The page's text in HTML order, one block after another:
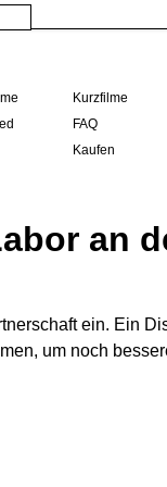
Kurzfilme
FAQ
Kaufen
an
ein. Ein
um noch